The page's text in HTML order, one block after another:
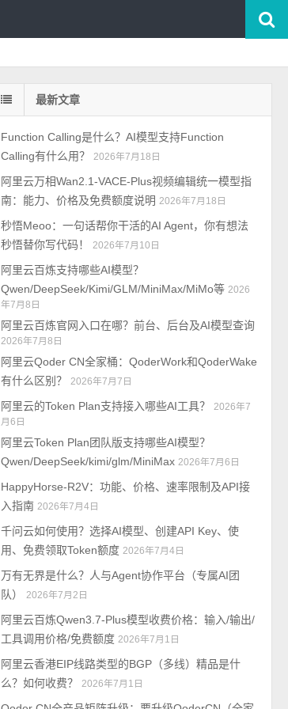
最新文章
Function Calling是什么？AI模型支持Function
Calling有什么用？
2026年7月18日
阿里云万相Wan2.1-VACE-Plus视频编辑统一模型指
南：能力、价格及免费额度说明 2026年7月18日
秒悟Meoo：一句话帮你干活的AI Agent，你有想法
秒悟替你写代码！
2026年7月10日
阿里云百炼支持哪些AI模型？
Qwen/DeepSeek/Kimi/GLM/MiniMax/MiMo等 2026
年7月8日
阿里云百炼官网入口在哪？前台、后台及AI模型查询
2026年7月8日
阿里云Qoder CN全家桶：QoderWork和QoderWake
有什么区别？
2026年7月7日
阿里云的Token Plan支持接入哪些AI工具？
2026年7
月6日
阿里云Token Plan团队版支持哪些AI模型？
Qwen/DeepSeek/kimi/glm/MiniMax 2026年7月6日
HappyHorse-R2V：功能、价格、速率限制及API接
入指南 2026年7月4日
千问云如何使用？选择AI模型、创建API Key、使
用、免费领取Token额度 2026年7月4日
万有无界是什么？人与Agent协作平台（专属AI团
队）
2026年7月2日
阿里云百炼Qwen3.7-Plus模型收费价格：输入/输出/
工具调用价格/免费额度 2026年7月1日
阿里云香港EIP线路类型的BGP（多线）精品是什
么？如何收费？
2026年7月1日